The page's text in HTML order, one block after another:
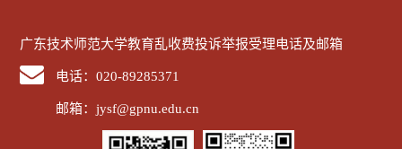
广东技术师范大学教育乱收费投诉举报受理电话及邮箱
电话：020-89285371
邮箱：jysf@gpnu.edu.cn